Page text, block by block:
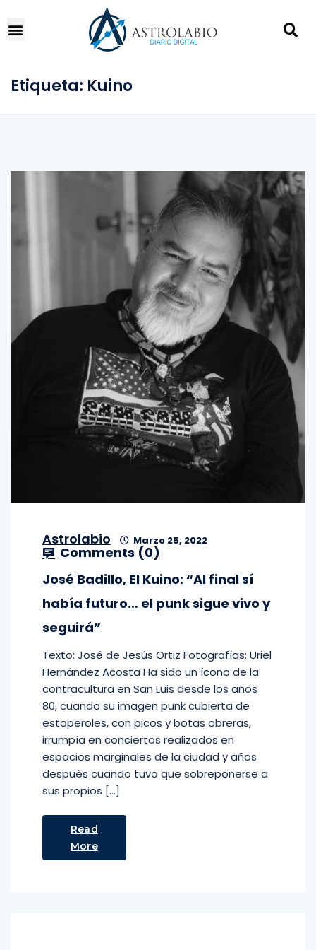
Etiqueta: Kuino
Astrolabio Marzo 25, 2022
Comments (0)
José Badillo, El Kuino: “Al final sí
había futuro… el punk sigue vivo y
seguirá”
Texto: José de Jesús Ortiz Fotografías: Uriel
Hernández Acosta Ha sido un ícono de la
contracultura en San Luis desde los años
80, cuando su imagen punk cubierta de
estoperoles, con picos y botas obreras,
irrumpía en conciertos realizados en
espacios marginales de la ciudad y años
después cuando tuvo que sobreponerse a
sus propios […]
Read
More